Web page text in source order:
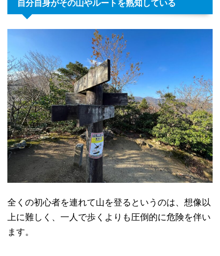
自分自身がその山やルートを熟知している
全くの初心者を連れて山を登るというのは、想像以
上に難しく、一人で歩くよりも圧倒的に危険を伴い
ます。